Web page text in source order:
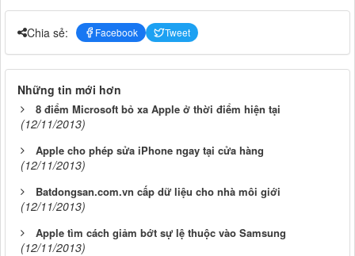
Chia sẻ: Facebook Tweet
Những tin mới hơn
8 điểm Microsoft bỏ xa Apple ở thời điểm hiện tại
(12/11/2013)
Apple cho phép sửa iPhone ngay tại cửa hàng
(12/11/2013)
Batdongsan.com.vn cấp dữ liệu cho nhà môi giới
(12/11/2013)
Apple tìm cách giảm bớt sự lệ thuộc vào Samsung
(12/11/2013)